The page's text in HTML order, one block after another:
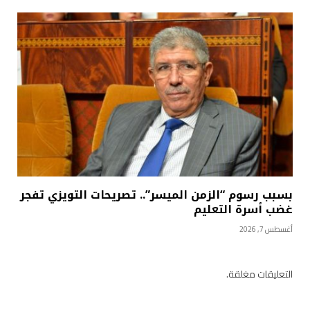
بسبب رسوم “الزمن الميسر”.. تصريحات التويزي تفجر
غضب أسرة التعليم
أغسطس 7, 2026
التعليقات مغلقة.